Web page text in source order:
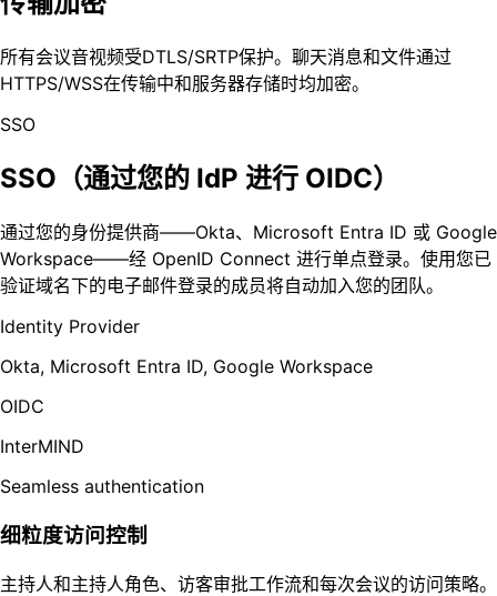
所有会议音视频受DTLS/SRTP保护。聊天消息和文件通过
HTTPS/WSS在传输中和服务器存储时均加密。
SSO
SSO（通过您的 IdP 进行 OIDC）
通过您的身份提供商——Okta、Microsoft Entra ID 或 Google
Workspace——经 OpenID Connect 进行单点登录。使用您已
验证域名下的电子邮件登录的成员将自动加入您的团队。
Identity Provider
Okta, Microsoft Entra ID, Google Workspace
OIDC
InterMIND
Seamless authentication
细粒度访问控制
主持人和主持人角色、访客审批工作流和每次会议的访问策略。